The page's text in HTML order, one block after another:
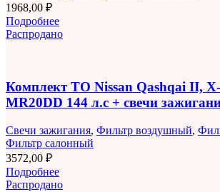
1968,00 ₽
Подробнее
Распродано
Комплект ТО Nissan Qashqai II,
MR20DD 144 л.с + свечи
Свечи зажигания, Фильтр воздушный,
Фильтр салонный
3572,00 ₽
Подробнее
Распродано